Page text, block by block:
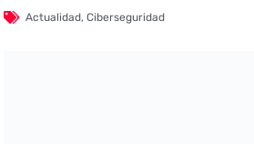
Actualidad,Ciberseguridad